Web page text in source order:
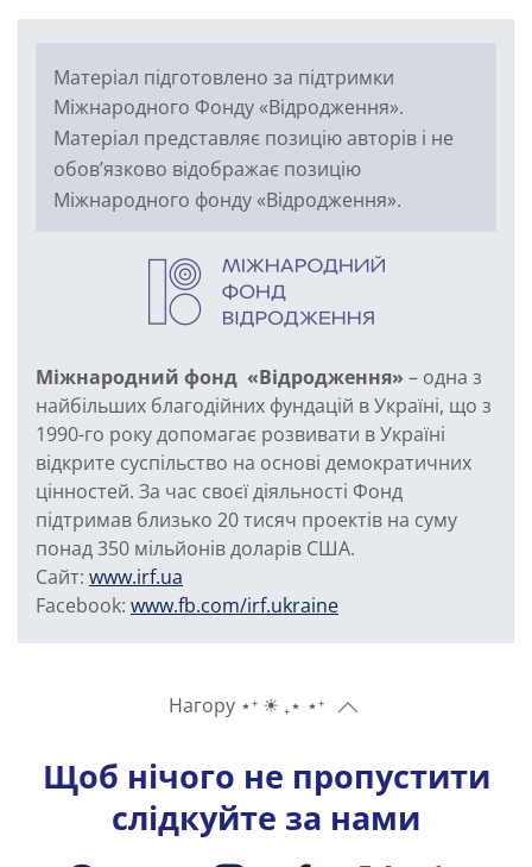
Матеріал підготовлено за підтримки
Міжнародного Фонду «Відродження».
Матеріал представляє позицію авторів і не
обов’язково відображає позицію
Міжнародного фонду «Відродження».
Міжнародний фонд «Відродження» – одна з
найбільших благодійних фундацій в Україні, що з
1990-го року допомагає розвивати в Україні
відкрите суспільство на основі демократичних
цінностей. За час своєї діяльності Фонд
підтримав близько 20 тисяч проектів на суму
понад 350 мільйонів доларів США.
Сайт: www.irf.ua
Facebook: www.fb.com/irf.ukraine
Нагору ⋆⁺ ☀︎ ₊⋆ ⋆⁺
Щоб нічого не пропустити
слідкуйте за нами